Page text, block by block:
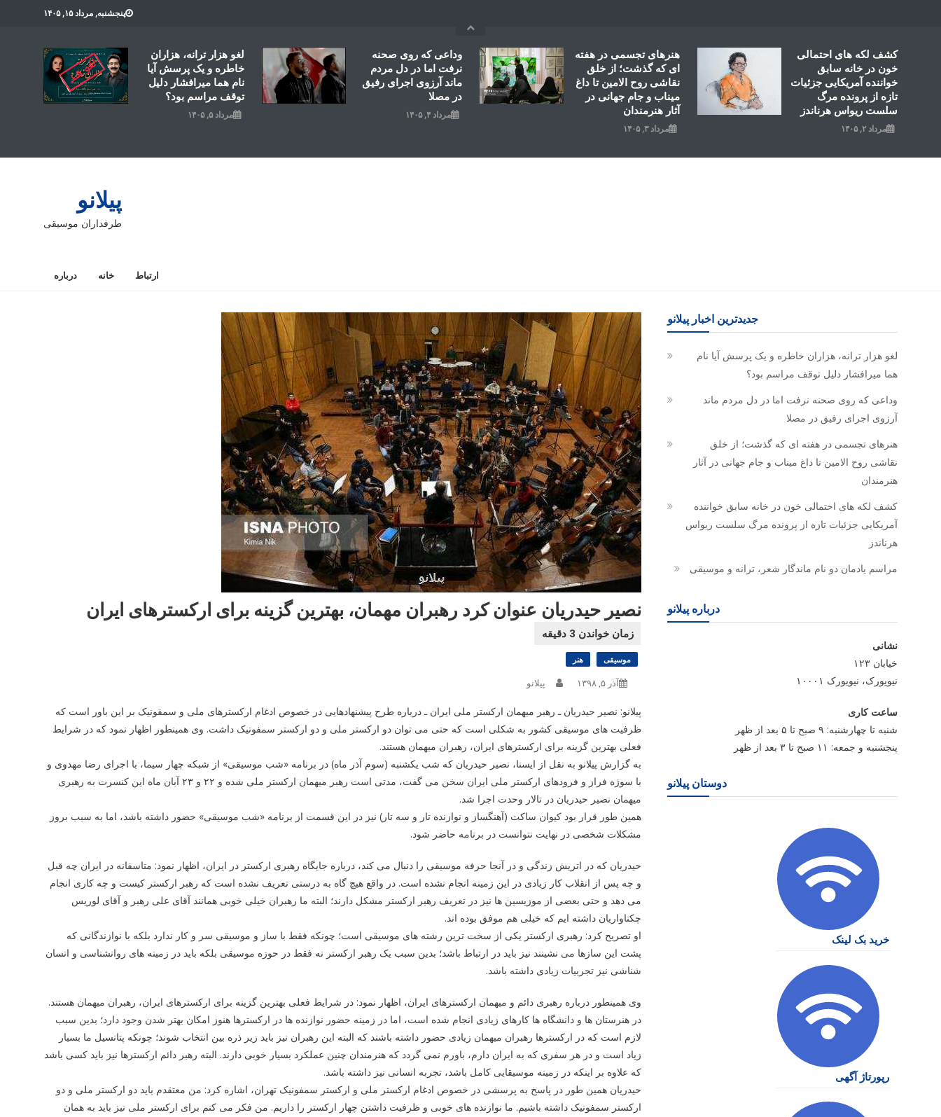
پنجشنبه, مرداد ۱۵, ۱۴۰۵
لغو هزار ترانه، هزاران
خاطره و یک پرسش آیا
نام هما میرافشار دلیل
توقف مراسم بود؟
مرداد ۵, ۱۴۰۵
وداعی که روی صحنه
نرفت اما در دل مردم
ماند آرزوی اجرای رفیق
در مصلا
مرداد ۴, ۱۴۰۵
هنرهای تجسمی در هفته
ای که گذشت؛ از خلق
نقاشی روح الامین تا داغ
میناب و جام جهانی در
آثار هنرمندان
مرداد ۳, ۱۴۰۵
کشف لکه های احتمالی
خون در خانه سابق
خواننده آمریکایی جزئیات
تازه از پرونده مرگ
سلست ریواس هرناندز
مرداد ۲, ۱۴۰۵
پیلانو
طرفداران موسیقی
ارتباط خانه درباره
نصیر حیدریان عنوان کرد رهبران مهمان، بهترین گزینه برای ارکسترهای ایران
موسیقی هنر
آذر ۵, ۱۳۹۸ پیلانو
پیلانو: نصیر حیدریان ـ رهبر میهمان ارکستر ملی ایران ـ درباره طرح پیشنهادهایی در خصوص ادغام ارکسترهای ملی و سمفونیک بر این باور است که
ظرفیت های موسیقی کشور به شکلی است که حتی می توان دو ارکستر ملی و دو ارکستر سمفونیک داشت. وی همینطور اظهار نمود که در شرایط
فعلی بهترین گزینه برای ارکسترهای ایران، رهبران میهمان هستند.
به گزارش پیلانو به نقل از ایسنا، نصیر حیدریان که شب یکشنبه (سوم آذر ماه) در برنامه «شب موسیقی» از شبکه چهار سیما، با اجرای رضا مهدوی و
با سوژه فراز و فرودهای ارکستر ملی ایران سخن می گفت، مدتی است رهبر میهمان ارکستر ملی شده و ۲۲ و ۲۳ آبان ماه این کنسرت به رهبری
میهمان نصیر حیدریان در تالار وحدت اجرا شد.
همین طور قرار بود کیوان ساکت (آهنگساز و نوازنده تار و سه تار) نیز در این قسمت از برنامه «شب موسیقی» حضور داشته باشد، اما به سبب بروز
مشکلات شخصی در نهایت نتوانست در برنامه حاضر شود.
حیدریان که در اتریش زندگی و در آنجا حرفه موسیقی را دنبال می کند، درباره جایگاه رهبری ارکستر در ایران، اظهار نمود: متاسفانه در ایران چه قبل
و چه پس از انقلاب کار زیادی در این زمینه انجام نشده است. در واقع هیچ گاه به درستی تعریف نشده است که رهبر ارکستر کیست و چه کاری انجام
می دهد و حتی بعضی از موزیسین ها نیز در تعریف رهبر ارکستر مشکل دارند؛ البته ما رهبران خیلی خوبی همانند آقای علی رهبر و آقای لوریس
چکناواریان داشته ایم که خیلی هم موفق بوده اند.
او تصریح کرد: رهبری ارکستر یکی از سخت ترین رشته های موسیقی است؛ چونکه فقط با ساز و موسیقی سر و کار ندارد بلکه با نوازندگانی که
پشت این سازها می نشینند نیز باید در ارتباط باشد؛ بدین سبب یک رهبر ارکستر نه فقط در حوزه موسیقی بلکه باید در زمینه های روانشناسی و انسان
شناشی نیز تجربیات زیادی داشته باشد.
وی همینطور درباره رهبری دائم و میهمان ارکسترهای ایران، اظهار نمود: در شرایط فعلی بهترین گزینه برای ارکسترهای ایران، رهبران میهمان هستند.
در هنرستان ها و دانشگاه ها کارهای زیادی انجام شده است، اما در زمینه حضور نوازنده ها در ارکسترها هنوز امکان بهتر شدن وجود دارد؛ بدین سبب
لازم است که در ارکسترها رهبران میهمان زیادی حضور داشته باشند که البته این رهبران نیز باید زیر ذره بین انتخاب شوند؛ چونکه پتانسیل ما بسیار
زیاد است و در هر سفری که به ایران دارم، باورم نمی گردد که هنرمندان چنین عملکرد بسیار خوبی دارند. البته رهبر دائم ارکسترها نیز باید کسی باشد
که علاوه بر اینکه در زمینه موسیقایی کامل باشد، تجربه انسانی نیز داشته باشد.
حیدریان همین طور در پاسخ به پرسشی در خصوص ادغام ارکستر ملی و ارکستر سمفونیک تهران، اشاره کرد: من معتقدم باید دو ارکستر ملی و دو
ارکستر سمفونیک داشته باشیم. ما نوازنده های خوبی و ظرفیت داشتن چهار ارکستر را داریم. من فکر می کنم برای ارکستر ملی نیز باید به همان
جدیدترین اخبار پیلانو
لغو هزار ترانه، هزاران خاطره و یک پرسش آیا نام
هما میرافشار دلیل توقف مراسم بود؟
وداعی که روی صحنه نرفت اما در دل مردم ماند
آرزوی اجرای رفیق در مصلا
هنرهای تجسمی در هفته ای که گذشت؛ از خلق
نقاشی روح الامین تا داغ میناب و جام جهانی در آثار
هنرمندان
کشف لکه های احتمالی خون در خانه سابق خواننده
آمریکایی جزئیات تازه از پرونده مرگ سلست ریواس
هرناندز
مراسم یادمان دو نام ماندگار شعر، ترانه و موسیقی
درباره پیلانو
نشانی
خیابان ۱۲۳
نیویورک، نیویورک ۱۰۰۰۱
ساعت کاری
شنبه تا چهارشنبه: ۹ صبح تا ۵ بعد از ظهر
پنجشنبه و جمعه: ۱۱ صبح تا ۳ بعد از ظهر
دوستان پیلانو
خرید بک لینک
رپورتاژ آگهی